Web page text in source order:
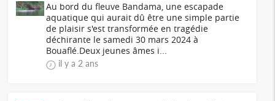
Au bord du fleuve Bandama, une escapade
aquatique qui aurait dû être une simple partie
de plaisir s'est transformée en tragédie
déchirante le samedi 30 mars 2024 à
Bouaflé.Deux jeunes âmes i...
il y a 2 ans